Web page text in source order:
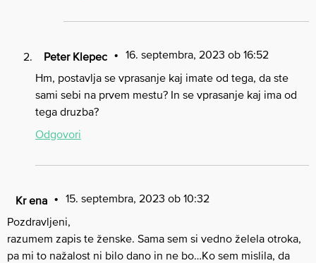
Peter Klepec
16. septembra, 2023 ob 16:52
Hm, postavlja se vprasanje kaj imate od tega, da ste
sami sebi na prvem mestu? In se vprasanje kaj ima od
tega druzba?
Odgovori
Kr ena
15. septembra, 2023 ob 10:32
Pozdravljeni,
razumem zapis te ženske. Sama sem si vedno želela otroka,
pa mi to nažalost ni bilo dano in ne bo…Ko sem mislila, da